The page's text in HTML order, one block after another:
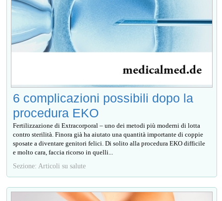
6 complicazioni possibili dopo la
procedura EKO
Fertilizzazione di Extracorporal – uno dei metodi più moderni di lotta
contro sterilità. Finora già ha aiutato una quantità importante di coppie
sposate a diventare genitori felici. Di solito alla procedura EKO difficile
e molto cara, faccia ricorso in quelli...
Sezione: Articoli su salute